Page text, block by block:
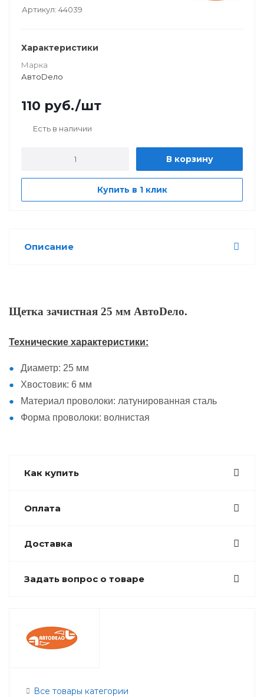
Артикул: 44039
Характеристики
Марка
АвтоDело
110 руб./шт
Есть в наличии
В корзину
Купить в 1 клик
Описание
Щетка зачистная 25 мм АвтоDело.
Технические характеристики:
Диаметр: 25 мм
Хвостовик: 6 мм
Материал проволоки: латунированная сталь
Форма проволоки: волнистая
Как купить
Оплата
Доставка
Задать вопрос о товаре
Все товары категории